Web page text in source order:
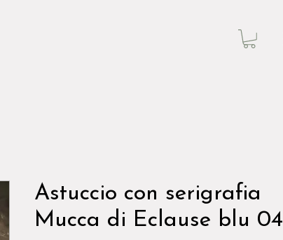
Astuccio con serigrafia
Mucca di Eclause blu 04